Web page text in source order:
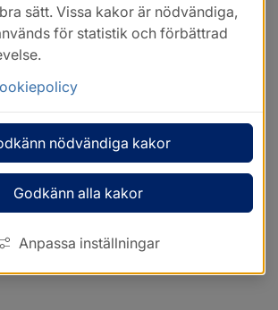
sätt. Vissa kakor är nödvändiga,
för statistik och förbättrad
nödvändiga kakor
Godkänn alla kakor
Anpassa inställningar